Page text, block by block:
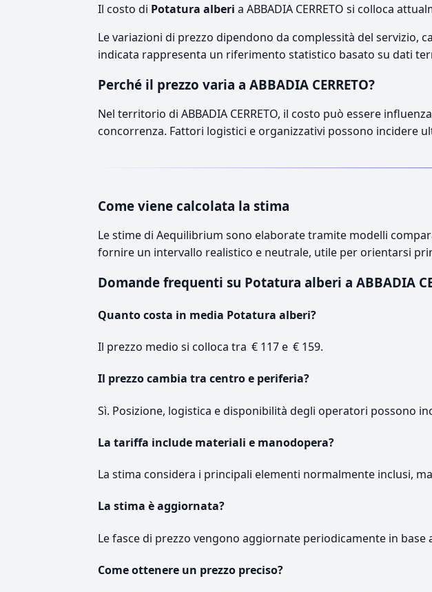
Il costo di Potatura alberi a ABBADIA CERRETO si colloca
Le variazioni di prezzo dipendono da complessità del servizio,
indicata rappresenta un riferimento statistico basato su dati
Perché il prezzo varia a ABBADIA CERRETO?
Nel territorio di ABBADIA CERRETO, il costo può essere
concorrenza. Fattori logistici e organizzativi possono incidere
Come viene calcolata la stima
Le stime di Aequilibrium sono elaborate tramite modelli
fornire un intervallo realistico e neutrale, utile per orientarsi
Domande frequenti su Potatura alberi a ABBADIA
Quanto costa in media Potatura alberi?
Il prezzo medio si colloca tra € 117 e € 159.
Il prezzo cambia tra centro e periferia?
Sì. Posizione, logistica e disponibilità degli operatori possono
La tariffa include materiali e manodopera?
La stima considera i principali elementi normalmente inclusi,
La stima è aggiornata?
Le fasce di prezzo vengono aggiornate periodicamente in base
Come ottenere un prezzo preciso?